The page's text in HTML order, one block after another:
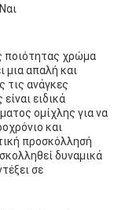
ποιότητας χρώμα
μια απαλή και
τις ανάγκες
ειδικά
ομίχλης για να
και
προσκόλλησή
δυναμικά
σε